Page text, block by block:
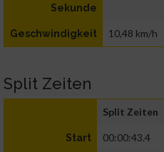
Sekunde
Geschwindigkeit 10,48 km/h
Split Zeiten
Split Zeiten
Start 00:00:43.4